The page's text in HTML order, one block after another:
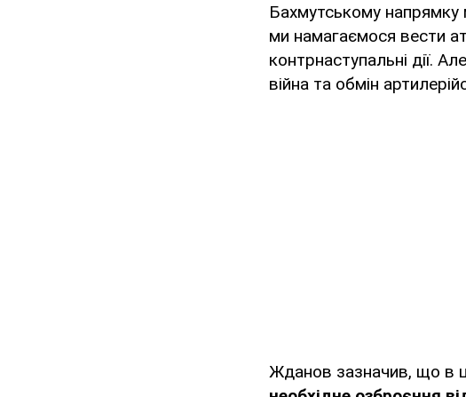
Бахмутському напрямку
ми намагаємося вести
контрнаступальні дії.
війна та обмін
Жданов зазначив, що в